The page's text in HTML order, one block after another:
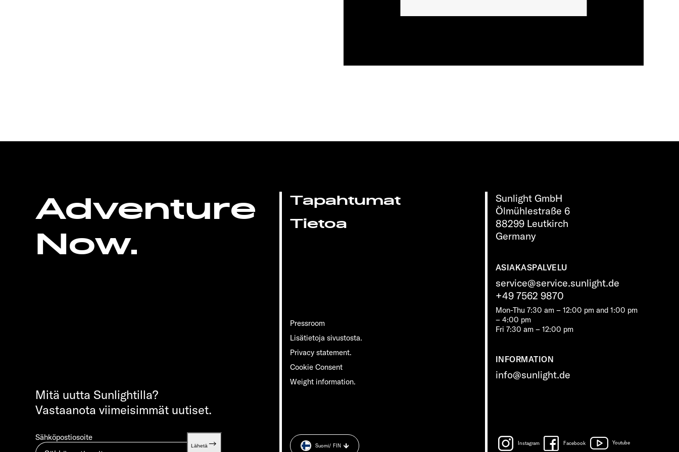
Adventure
Now.
Sunlight GmbH
Ölmühlestraße 6
88299 Leutkirch
Germany
ASIAKASPALVELU
service@service.sunlight.de
+49 7562 9870
Mon-Thu 7:30 am – 12:00 pm and 1:00 pm
– 4:00 pm
Fri 7:30 am – 12:00 pm
INFORMATION
info@sunlight.de
Tapahtumat
Tietoa
Pressroom
Lisätietoja sivustosta.
Privacy statement.
Cookie Consent
Weight information.
Mitä uutta Sunlightilla?
Vastaanota viimeisimmät uutiset.
Sähköpostiosoite
Lähetä Instagram Facebook Youtube
Suomi/ FIN